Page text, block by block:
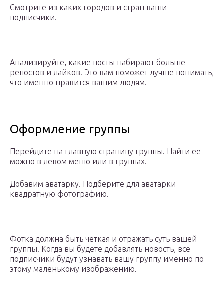
Смотрите из каких городов и стран ваши
подписчики.
Анализируйте, какие посты набирают больше
репостов и лайков. Это вам поможет лучше понимать,
что именно нравится вашим людям.
Оформление группы
Перейдите на главную страницу группы. Найти ее
можно в левом меню или в группах.
Добавим аватарку. Подберите для аватарки
квадратную фотографию.
Фотка должна быть четкая и отражать суть вашей
группы. Когда вы будете добавлять новость, все
подписчики будут узнавать вашу группу именно по
этому маленькому изображению.